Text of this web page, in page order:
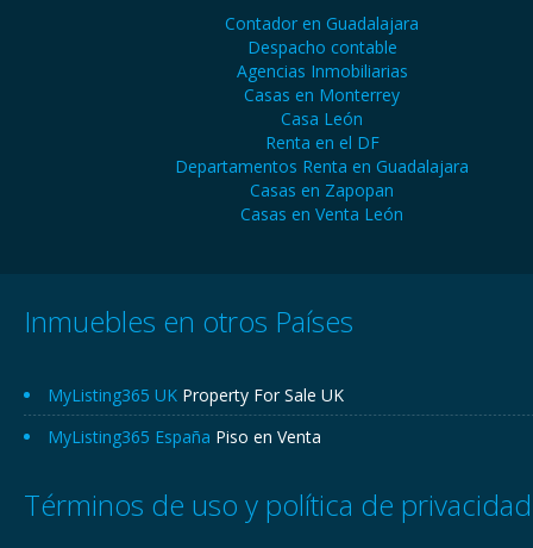
Contador en Guadalajara
Despacho contable
Agencias Inmobiliarias
Casas en Monterrey
Casa León
Renta en el DF
Departamentos Renta en Guadalajara
Casas en Zapopan
Casas en Venta León
Inmuebles en otros Países
MyListing365 UK Property For Sale UK
MyListing365 España Piso en Venta
Términos de uso y política de privacidad